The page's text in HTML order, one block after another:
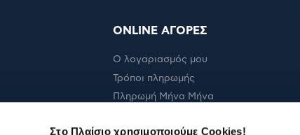
Στο Πλαίσιο χρησιμοποιούμε Cookies!
ONLINE ΑΓΟΡΕΣ
Ο λογαριασμός μου
Τρόποι πληρωμής
Πληρωμή Μήνα Μήνα